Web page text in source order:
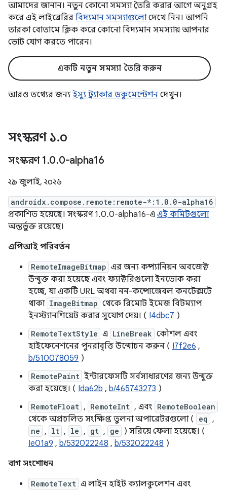
আমাদের জানান। নতুন কোনো সমস্যা তৈরি করার আগে অনুগ্রহ
করে এই লাইব্রেরির বিদ্যমান সমস্যাগুলোদেখে নিন। আপনি
তারকা বোতামে ক্লিক করে কোনো বিদ্যমান সমস্যায় আপনার
ভোট যোগ করতে পারেন।
একটি নতুন সমস্যা তৈরি করুন
আরও তথ্যের জন্য ইস্যু ট্র্যাকার ডকুমেন্টেশন দেখুন।
সংস্করণ ১.০
সংস্করণ 1.0.0-alpha16
২৯ জুলাই, ২০২৬
androidx.compose.remote:remote-*:1.0.0-alpha16
প্রকাশিত হয়েছে। সংস্করণ 1.0.0-alpha16-এ এই কমিটগুলো
অন্তর্ভুক্ত রয়েছে।
এপিআই পরিবর্তন
RemoteImageBitmap এর জন্য কম্প্যানিয়ন অবজেক্ট
উন্মুক্ত করা হয়েছে এবং ফ্যাক্টরিগুলো ইনভোক করা
হচ্ছে, যা একটি URL অথবা নন-কম্পোজেবল কনটেক্সটে
থাকা ImageBitmap থেকে রিমোট ইমেজ বিটম্যাপ
ইনস্ট্যানশিয়েট করার সুযোগ দেয়। ( I4dbc7 )
RemoteTextStyle এ LineBreak কৌশল এবং
হাইফেনেশনের পুনরাবৃত্তি উন্মোচন করুন ( I7f2e6 ,
b/510078059 )
RemotePaint ইন্টারফেসটি সর্বসাধারণের জন্য উন্মুক্ত
করা হয়েছে। ( Ida62b , b/465743273 )
RemoteFloat , RemoteInt , এবং RemoteBoolean
থেকে অপ্রচলিত সংক্ষিপ্ত তুলনা অপারেটরগুলো ( eq ,
ne , lt , le , gt , ge
) সরিয়ে ফেলা হয়েছে। (
Ie01a9 , b/532022248 , b/532022248 )
বাগ সংশোধন
RemoteText এ লাইন হাইট ক্যালকুলেশন এবং